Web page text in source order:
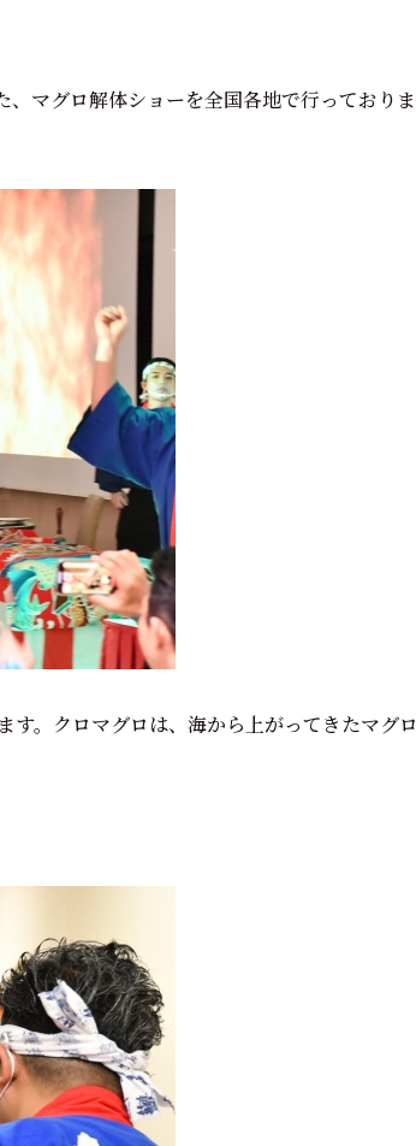
マグロ解体ショーを全国各地で行っておりま
。クロマグロは、海から上がってきたマグロ